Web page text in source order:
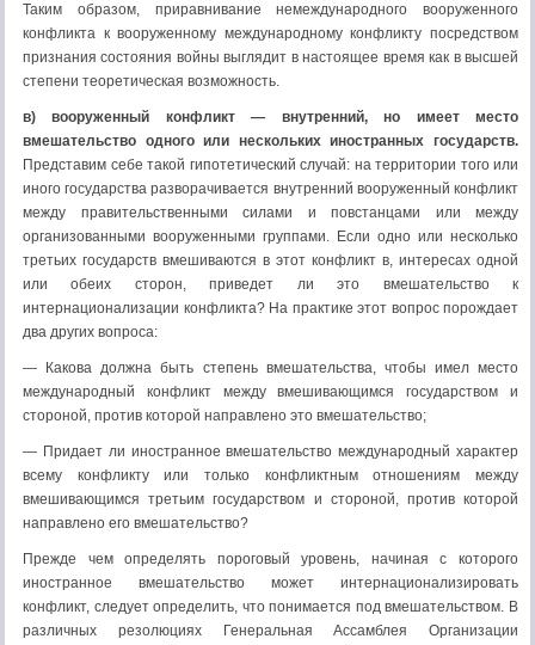
Таким образом, приравнивание немеждународного вооруженного
конфликта к вооруженному международному конфликту посредством
признания состояния войны выглядит в настоящее время как в высшей
степени теоретическая возможность.
в) вооруженный конфликт — внутренний, но имеет место
вмешательство одного или нескольких иностранных государств.
Представим себе такой гипотетический случай: на территории того или
иного государства разворачивается внутренний вооруженный конфликт
между правительственными силами и повстанцами или между
организованными вооруженными группами. Если одно или несколько
третьих государств вмешиваются в этот конфликт в, интересах одной
или обеих сторон, приведет ли это вмешательство к
интернационализации конфликта? На практике этот вопрос порождает
два других вопроса:
— Какова должна быть степень вмешательства, чтобы имел место
международный конфликт между вмешивающимся государством и
стороной, против которой направлено это вмешательство;
— Придает ли иностранное вмешательство международный характер
всему конфликту или только конфликтным отношениям между
вмешивающимся третьим государством и стороной, против которой
направлено его вмешательство?
Прежде чем определять пороговый уровень, начиная с которого
иностранное вмешательство может интернационализировать
конфликт, следует определить, что понимается под вмешательством. В
различных резолюциях Генеральная Ассамблея Организации